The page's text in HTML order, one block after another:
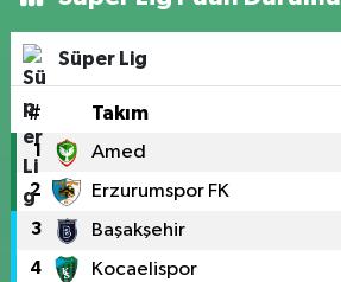
Süper Lig
# Takım
1 Amed
2 Erzurumspor FK
3 Başakşehir
4 Kocaelispor